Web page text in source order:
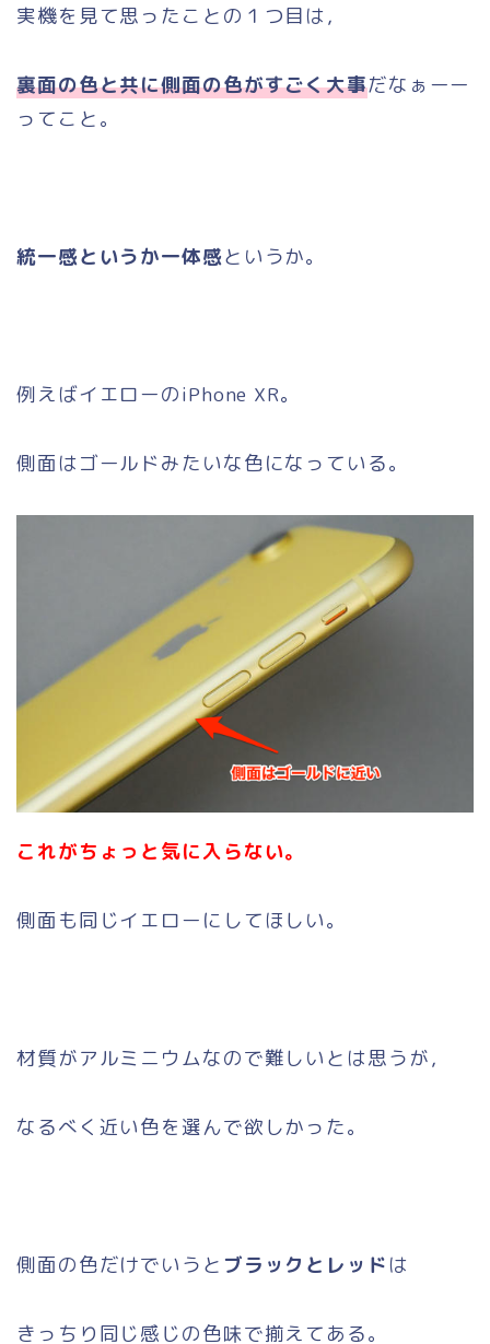
実機を見て思ったことの１つ目は，
裏面の色と共に側面の色がすごく大事だなぁーー
ってこと。
統一感というか一体感というか。
例えばイエローのiPhone XR。
側面はゴールドみたいな色になっている。
これがちょっと気に入らない。
側面も同じイエローにしてほしい。
材質がアルミニウムなので難しいとは思うが，
なるべく近い色を選んで欲しかった。
側面の色だけでいうと ブラックとレッドは
きっちり同じ感じの色味で揃えてある。